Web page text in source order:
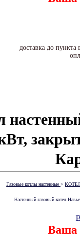
доставка до
Газовые котлы настенные >
Настенный газовый котел
Ваша